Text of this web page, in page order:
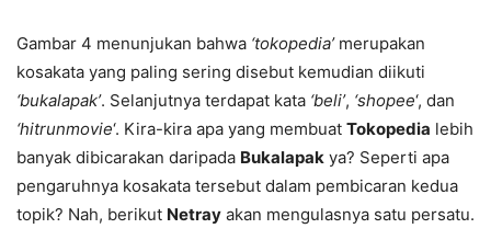
Gambar 4 menunjukan bahwa ‘tokopedia’merupakan
kosakata yang paling sering disebut kemudian diikuti
‘bukalapak’. Selanjutnya terdapat kata ‘beli’, ‘shopee‘, dan
‘hitrunmovie‘. Kira-kira apa yang membuat Tokopedia lebih
banyak dibicarakan daripada Bukalapak ya? Seperti apa
pengaruhnya kosakata tersebut dalam pembicaran kedua
topik? Nah, berikut Netray akan mengulasnya satu persatu.